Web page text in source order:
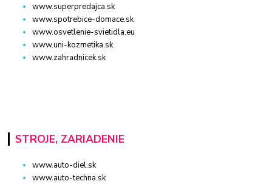
www.superpredajca.sk
www.spotrebice-domace.sk
www.osvetlenie-svietidla.eu
www.uni-kozmetika.sk
www.zahradnicek.sk
STROJE, ZARIADENIE
www.auto-diel.sk
www.auto-techna.sk